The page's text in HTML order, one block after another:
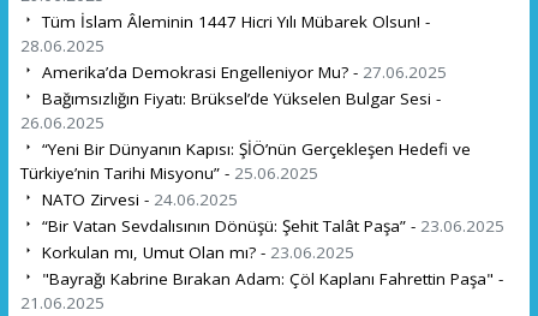
Tüm İslam Âleminin 1447 Hicri Yılı Mübarek Olsun! -
28.06.2025
Amerika’da Demokrasi Engelleniyor Mu? - 27.06.2025
Bağımsızlığın Fiyatı: Brüksel’de Yükselen Bulgar Sesi -
26.06.2025
“Yeni Bir Dünyanın Kapısı: ŞİÖ’nün Gerçekleşen Hedefi ve
Türkiye’nin Tarihi Misyonu” - 25.06.2025
NATO Zirvesi - 24.06.2025
“Bir Vatan Sevdalısının Dönüşü: Şehit Talât Paşa” - 23.06.2025
Korkulan mı, Umut Olan mı? - 23.06.2025
"Bayrağı Kabrine Bırakan Adam: Çöl Kaplanı Fahrettin Paşa" -
21.06.2025